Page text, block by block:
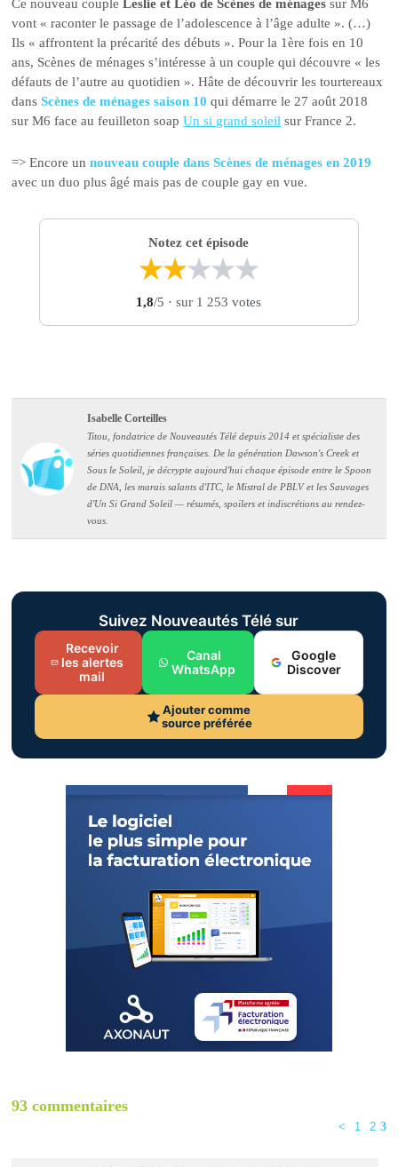
Ce nouveau coupleLeslie et Léo de Scènes de ménages sur M6
vont « raconter le passage de l’adolescence à l’âge adulte ». (…)
Ils « affrontent la précarité des débuts ». Pour la 1ère fois en 10
ans, Scènes de ménages s’intéresse à un couple qui découvre « les
défauts de l’autre au quotidien ». Hâte de découvrir les tourtereaux
dansScènes de ménages saison 10 qui démarre le 27 août 2018
sur M6 face au feuilleton soapUn si grand soleil sur France 2.
=> Encore unnouveau couple dans Scènes de ménages en 2019
avec un duo plus âgé mais pas de couple gay en vue.
Notez cet épisode
★★★★★
1,8/5 · sur 1 253 votes
Isabelle Corteilles
Titou, fondatrice de Nouveautés Télé depuis 2014 et spécialiste des
séries quotidiennes françaises. De la génération Dawson's Creek et
Sous le Soleil, je décrypte aujourd'hui chaque épisode entre le Spoon
de DNA, les marais salants d'ITC, le Mistral de PBLV et les Sauvages
d'Un Si Grand Soleil — résumés, spoilers et indiscrétions au rendez-
vous.
Suivez Nouveautés Télé sur
Recevoir
les alertes
mail
Canal
WhatsApp
Google
Discover
Ajouter comme
source préférée
93 commentaires
< 1 2 3